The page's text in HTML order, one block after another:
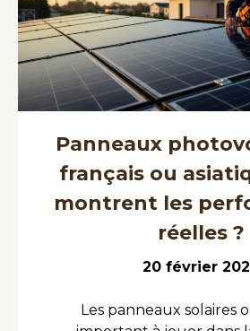
Panneaux
français ou
montrent les
réelles ?
20 février
Les panneaux solaires